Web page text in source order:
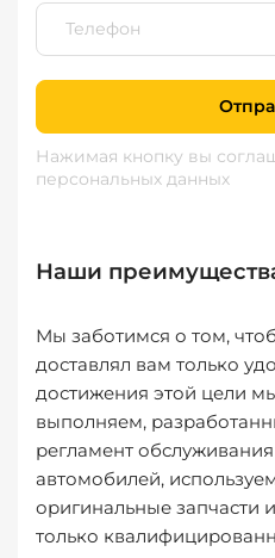
Нажимая кнопку вы
персональных данных
Наши
Мы заботимся о том,
доставлял вам только
достижения этой цели
выполняем,
регламент
автомобилей,
оригинальные запчасти
только